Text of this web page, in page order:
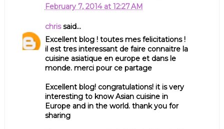
February 7, 2014 at 12:27 AM
chrissaid...
Excellent blog ! toutes mes felicitations !
il est tres interessant de faire connaitre la
cuisine asiatique en europe et dans le
monde. merci pour ce partage
Excellent blog! congratulations! it is very
interesting to know Asian cuisine in
Europe and in the world. thank you for
sharing